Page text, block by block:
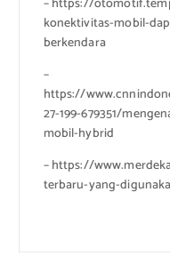
konektivitas-mobil-
berkendara
–
https://
27-199-679351/
mobil-hybrid
– https://
terbaru-yang-